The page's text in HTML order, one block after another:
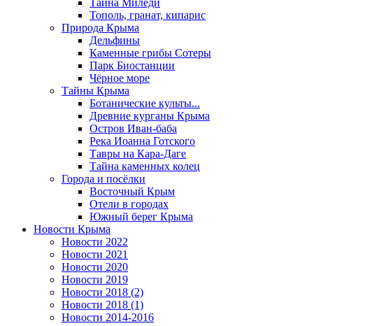
Тополь, гранат, кипарис
Природа Крыма
Дельфины
Каменные грибы Сотеры
Парк Биостанции
Чёрное море
Тайны Крыма
Ботанические культы...
Древние курганы Крыма
Остров Иван-баба
Река Иоанна Готского
Тавры на Кара-Даге
Тайна каменных колец
Города и посёлки
Восточный Крым
Отели в городах
Южный берег Крыма
Новости Крыма
Новости 2022
Новости 2021
Новости 2020
Новости 2019
Новости 2018 (2)
Новости 2018 (1)
Новости 2014-2016